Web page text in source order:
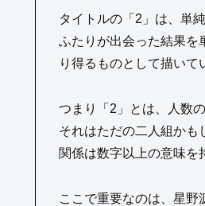
タイトルの「2」は、単
ふたりが出会った結果を
り得るものとして描いて
つまり「2」とは、人数
それはただの二人組かも
関係は数字以上の意味を
ここで重要なのは、星野